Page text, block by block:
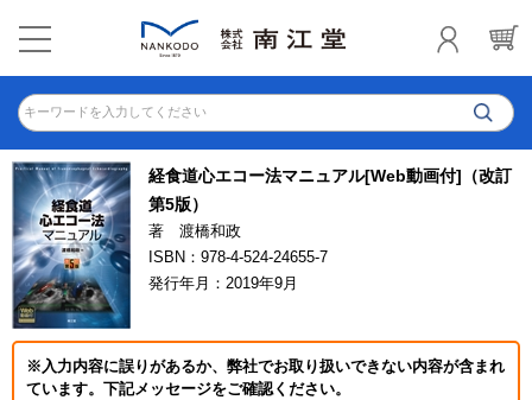
キーワードを入力してください
経食道心エコー法マニュアル[Web動画付]（改訂
第5版）
著 渡橋和政
ISBN：978-4-524-24655-7
発行年月：2019年9月
※入力内容に誤りがあるか、弊社でお取り扱いできない内容が含まれ
ています。下記メッセージをご確認ください。